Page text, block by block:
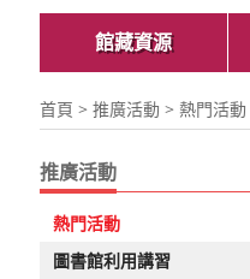
館藏資源
首頁 > 推廣活動 > 熱門活動
推廣活動
熱門活動
圖書館利用講習